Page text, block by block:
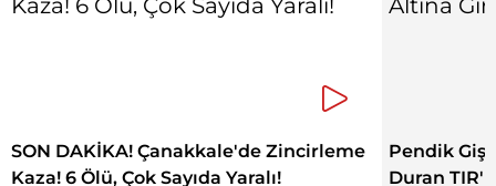
SON DAKİKA! Çanakkale'de Zincirleme
Kaza! 6 Ölü, Çok Sayıda Yaralı!
Pendik
Duran